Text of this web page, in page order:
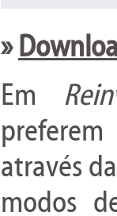
»
Em
através
modos